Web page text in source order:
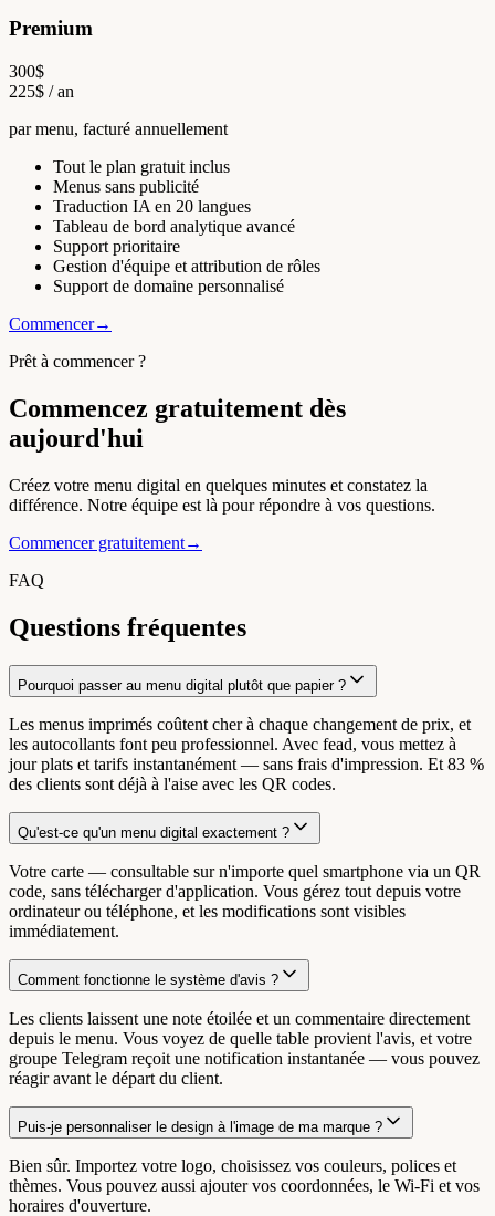
Premium
300$
225$ / an
par menu, facturé annuellement
Tout le plan gratuit inclus
Menus sans publicité
Traduction IA en 20 langues
Tableau de bord analytique avancé
Support prioritaire
Gestion d'équipe et attribution de rôles
Support de domaine personnalisé
Commencer→
Prêt à commencer ?
Commencez gratuitement dès
aujourd'hui
Créez votre menu digital en quelques minutes et constatez la
différence. Notre équipe est là pour répondre à vos questions.
Commencer gratuitement→
FAQ
Questions fréquentes
Pourquoi passer au menu digital plutôt que papier ?
Les menus imprimés coûtent cher à chaque changement de prix, et
les autocollants font peu professionnel. Avec fead, vous mettez à
jour plats et tarifs instantanément — sans frais d'impression. Et 83 %
des clients sont déjà à l'aise avec les QR codes.
Qu'est-ce qu'un menu digital exactement ?
Votre carte — consultable sur n'importe quel smartphone via un QR
code, sans télécharger d'application. Vous gérez tout depuis votre
ordinateur ou téléphone, et les modifications sont visibles
immédiatement.
Comment fonctionne le système d'avis ?
Les clients laissent une note étoilée et un commentaire directement
depuis le menu. Vous voyez de quelle table provient l'avis, et votre
groupe Telegram reçoit une notification instantanée — vous pouvez
réagir avant le départ du client.
Puis-je personnaliser le design à l'image de ma marque ?
Bien sûr. Importez votre logo, choisissez vos couleurs, polices et
thèmes. Vous pouvez aussi ajouter vos coordonnées, le Wi-Fi et vos
horaires d'ouverture.